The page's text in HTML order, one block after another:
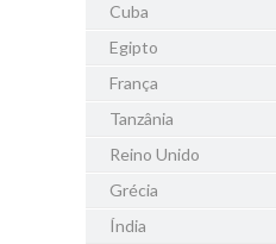
Cuba
Egipto
França
Tanzânia
Reino Unido
Grécia
Índia